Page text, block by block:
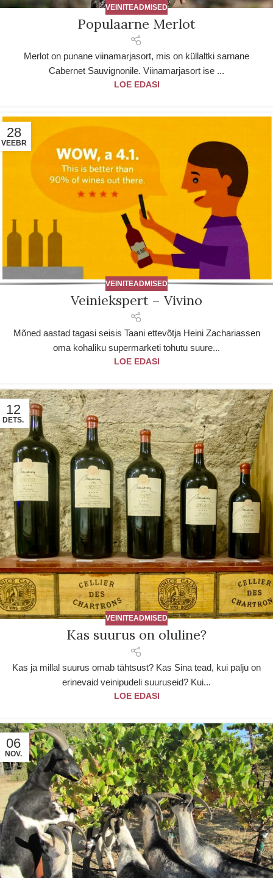
VEINITEADMISED
Populaarne Merlot
Merlot on punane viinamarjasort, mis on küllaltki sarnane
Cabernet Sauvignonile. Viinamarjasort ise ...
LOE EDASI
28
VEEBR
VEINITEADMISED
Veiniekspert – Vivino
Mõned aastad tagasi seisis Taani ettevõtja Heini Zachariassen
oma kohaliku supermarketi tohutu suure...
LOE EDASI
12
DETS.
VEINITEADMISED
Kas suurus on oluline?
Kas ja millal suurus omab tähtsust? Kas Sina tead, kui palju on
erinevaid veinipudeli suuruseid? Kui...
LOE EDASI
06
NOV.